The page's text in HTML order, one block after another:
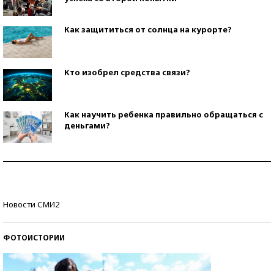
Как защититься от солнца на курорте?
Кто изобрел средства связи?
Как научить ребенка правильно обращаться с
деньгами?
Новости СМИ2
ФОТОИСТОРИИ